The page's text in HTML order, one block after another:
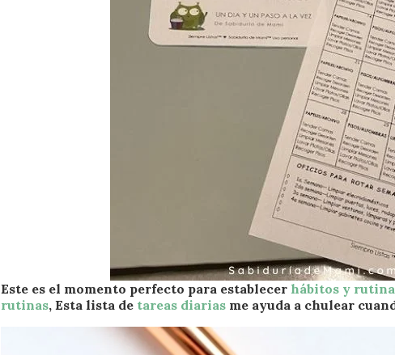
Este es el momento perfecto para establecer hábitos y
rutinas,Esta lista de tareas diarias me ayuda a chulear